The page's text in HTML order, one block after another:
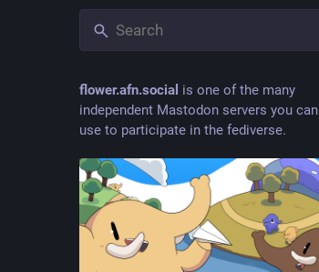
flower.afn.social is one of the many
independent Mastodon servers you can
use to participate in the fediverse.